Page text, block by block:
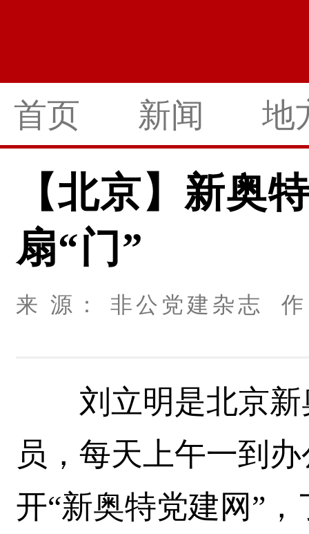
首页 新闻 地
【北京】新奥
扇“门”
来 源： 非公党建杂志
刘立明是北京新
员，每天上午一到
开“新奥特党建网”